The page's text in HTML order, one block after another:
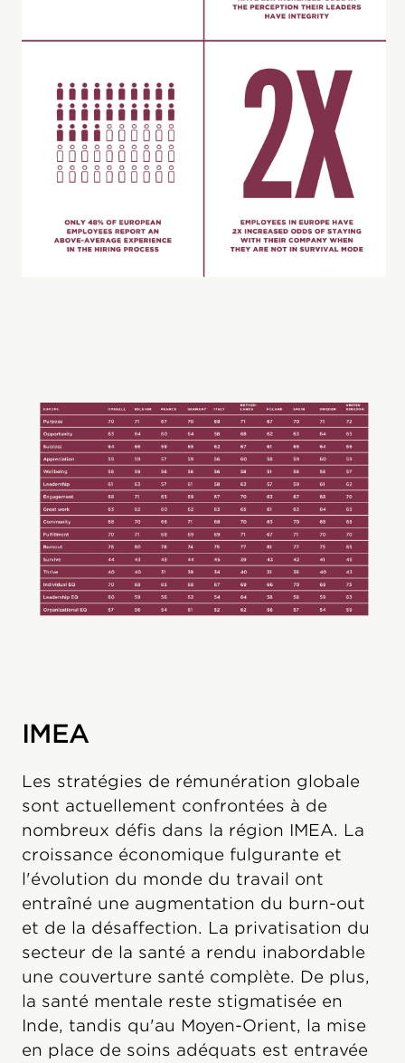
IMEA
Les stratégies de rémunération globale
sont actuellement confrontées à de
nombreux défis dans la région IMEA. La
croissance économique fulgurante et
l'évolution du monde du travail ont
entraîné une augmentation du burn-out
et de la désaffection. La privatisation du
secteur de la santé a rendu inabordable
une couverture santé complète. De plus,
la santé mentale reste stigmatisée en
Inde, tandis qu'au Moyen-Orient, la mise
en place de soins adéquats est entravée